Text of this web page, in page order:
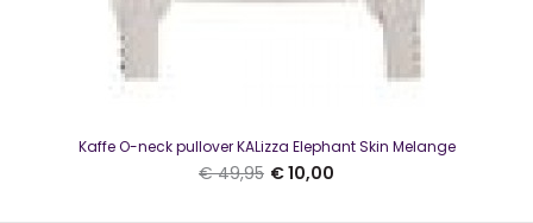
Kaffe O-neck pullover KALizza Elephant Skin Melange
€ 49,95 € 10,00